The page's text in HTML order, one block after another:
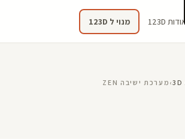
אודות 123D מנוי ל 123D
› מערכת ישיבה ZEN